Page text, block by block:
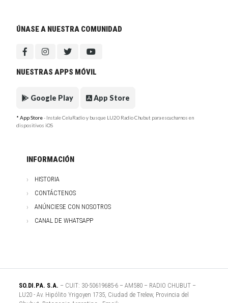
ÚNASE A NUESTRA COMUNIDAD
NUESTRAS APPS MÓVIL
Google Play App Store
* App Store- Instale CeluRadio y busque LU20 Radio Chubut para escucharnos en
dispositivos iOS
INFORMACIÓN
HISTORIA
CONTÁCTENOS
ANÚNCIESE CON NOSOTROS
CANAL DE WHATSAPP
SO.DI.PA. S.A. – CUIT: 30-50619685-6 – AM580 – RADIO CHUBUT –
LU20 - Av. Hipólito Yrigoyen 1735, Ciudad de Trelew, Provincia del